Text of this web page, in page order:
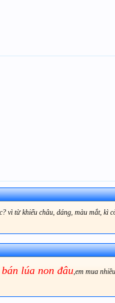
vì từ khiểu châu, dáng, màu mắt, kì
lúa non đâu ,em mua